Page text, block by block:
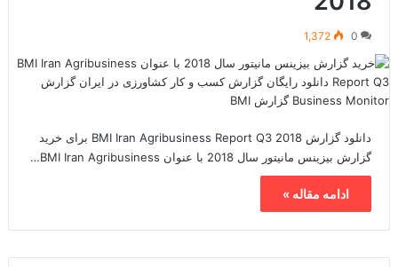
0
1,372
دانلود گزارش BMI Iran Agribusiness Report Q3 2018 برای خرید
گزارش بیزینس مانیتور سال 2018 با عنوان BMI Iran Agribusiness…
ادامه مقاله »